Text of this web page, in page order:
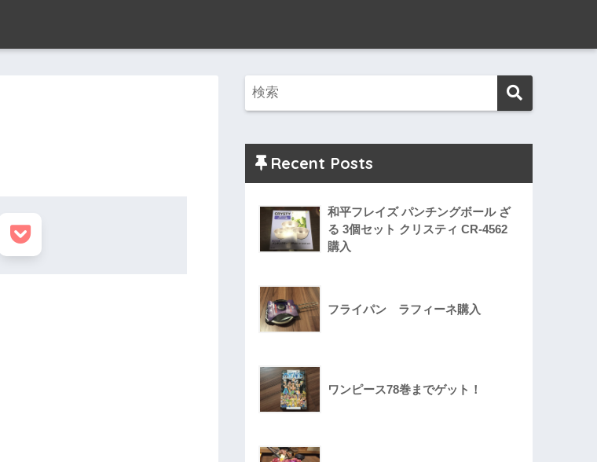
Recent Posts
和平フレイズ パンチングボール ざ
る 3個セット クリスティ CR-4562
購入
フライパン ラフィーネ購入
ワンピース78巻までゲット！